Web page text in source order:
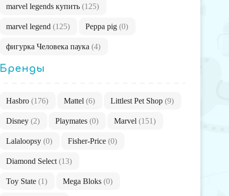
marvel legends купить (125)
marvel legend (125) Peppa pig (0)
фигурка Человека паука (4)
Бренды
Hasbro (176) Mattel (6) Littlest Pet Shop (9)
Disney (2) Playmates (0) Marvel (151)
Lalaloopsy (0) Fisher-Price (0)
Diamond Select (13)
Toy State (1) Mega Bloks (0)